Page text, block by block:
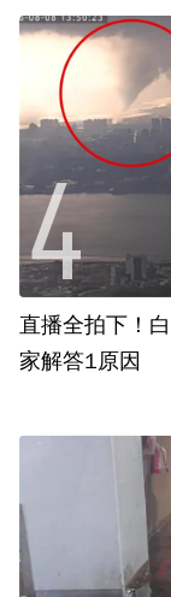
直播全拍下！
家解答1原因